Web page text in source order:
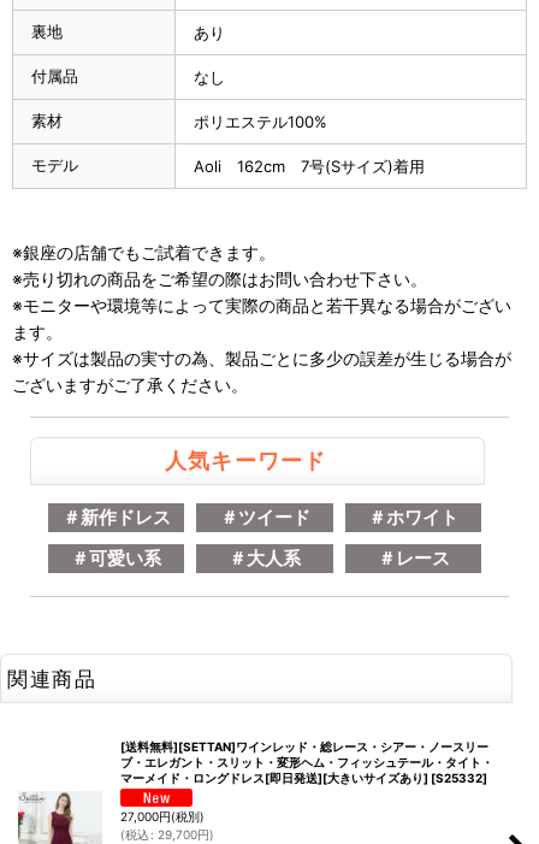
裏地 あり
付属品 なし
素材 ポリエステル100%
モデル Aoli 162cm 7号(Sサイズ)着用
※銀座の店舗でもご試着できます。
※売り切れの商品をご希望の際はお問い合わせ下さい。
※モニターや環境等によって実際の商品と若干異なる場合がござい
ます。
※サイズは製品の実寸の為、製品ごとに多少の誤差が生じる場合が
ございますがご了承ください。
人気キーワード
＃新作ドレス ＃ツイード
＃ホワイト
＃可愛い系
＃大人系 ＃レース
関連商品
[送料無料][SETTAN]ワインレッド・総レース・シアー・ノースリー
ブ・エレガント・スリット・変形ヘム・フィッシュテール・タイト・
マーメイド・ロングドレス[即日発送][大きいサイズあり] [S25332]
27,000円(税別)
(税込 : 29,700円)